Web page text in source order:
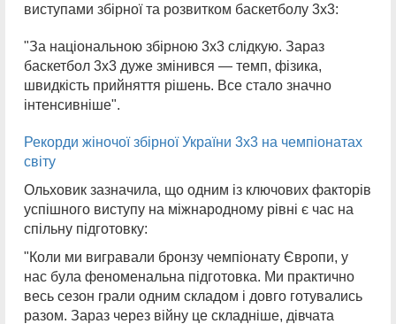
виступами збірної та розвитком баскетболу 3х3:
"За національною збірною 3х3 слідкую. Зараз
баскетбол 3х3 дуже змінився — темп, фізика,
швидкість прийняття рішень. Все стало значно
інтенсивніше".
Рекорди жіночої збірної України 3х3 на чемпіонатах
світу
Ольховик зазначила, що одним із ключових факторів
успішного виступу на міжнародному рівні є час на
спільну підготовку:
"Коли ми вигравали бронзу чемпіонату Європи, у
нас була феноменальна підготовка. Ми практично
весь сезон грали одним складом і довго готувались
разом. Зараз через війну це складніше, дівчата